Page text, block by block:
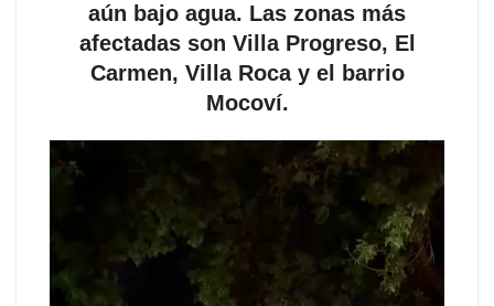
aún bajo agua. Las zonas más
afectadas son Villa Progreso, El
Carmen, Villa Roca y el barrio
Mocoví.